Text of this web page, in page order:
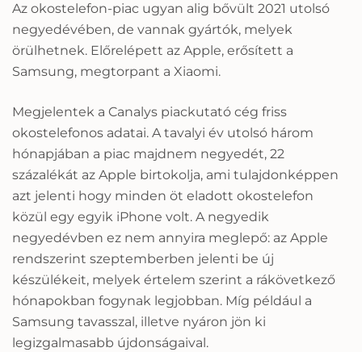
Az okostelefon-piac ugyan alig bővült 2021 utolsó
negyedévében, de vannak gyártók, melyek
örülhetnek. Előrelépett az Apple, erősített a
Samsung, megtorpant a Xiaomi.
Megjelentek a Canalys piackutató cég friss
okostelefonos adatai. A tavalyi év utolsó három
hónapjában a piac majdnem negyedét, 22
százalékát az Apple birtokolja, ami tulajdonképpen
azt jelenti hogy minden öt eladott okostelefon
közül egy egyik iPhone volt. A negyedik
negyedévben ez nem annyira meglepő: az Apple
rendszerint szeptemberben jelenti be új
készülékeit, melyek értelem szerint a rákövetkező
hónapokban fogynak legjobban. Míg például a
Samsung tavasszal, illetve nyáron jön ki
legizgalmasabb újdonságaival.